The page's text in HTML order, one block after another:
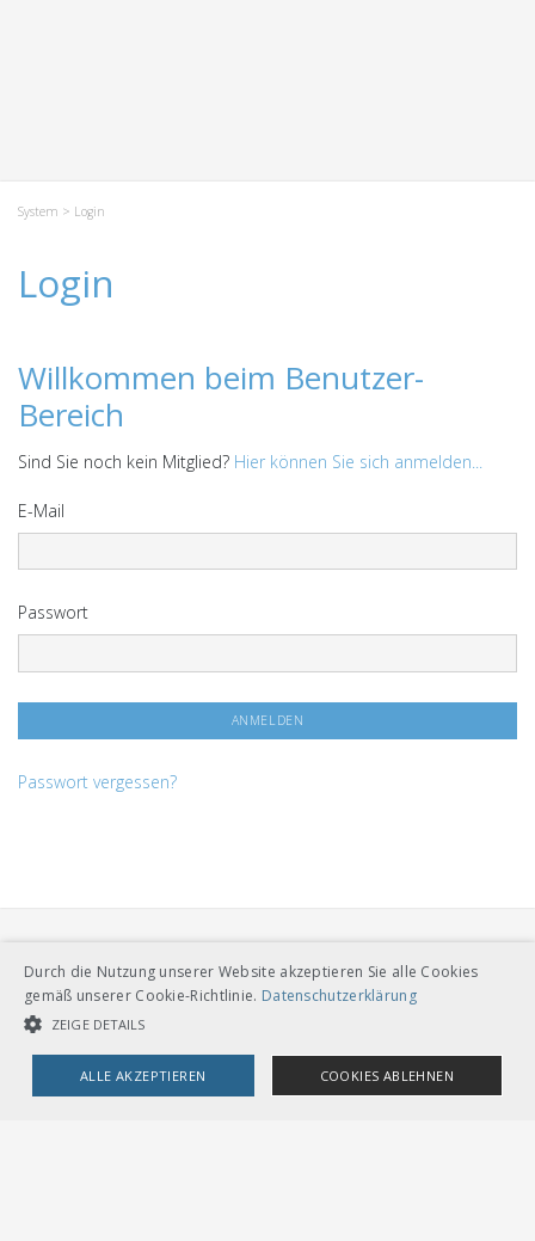
System > Login
Login
Willkommen beim Benutzer-
Bereich
Sind Sie noch kein Mitglied? Hier können Sie sich anmelden...
E-Mail
Passwort
Passwort vergessen?
VERBAND ÖFFENTLICHER VERKEHR
Dählhölzliweg 12
CH-3005 Bern
Durch die Nutzung unserer Website akzeptieren Sie alle Cookies
gemäß unserer Cookie-Richtlinie. Datenschutzerklärung
ZEIGE DETAILS
ALLE AKZEPTIEREN COOKIES ABLEHNEN